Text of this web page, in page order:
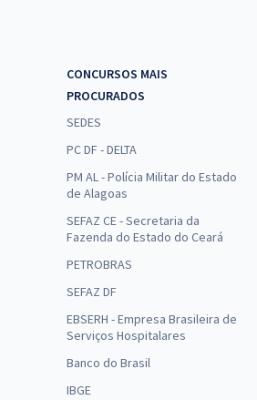
CONCURSOS MAIS
PROCURADOS
SEDES
PC DF - DELTA
PM AL - Polícia Militar do Estado
de Alagoas
SEFAZ CE - Secretaria da
Fazenda do Estado do Ceará
PETROBRAS
SEFAZ DF
EBSERH - Empresa Brasileira de
Serviços Hospitalares
Banco do Brasil
IBGE